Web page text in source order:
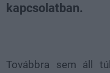
kapcsolatban.
Továbbra sem áll